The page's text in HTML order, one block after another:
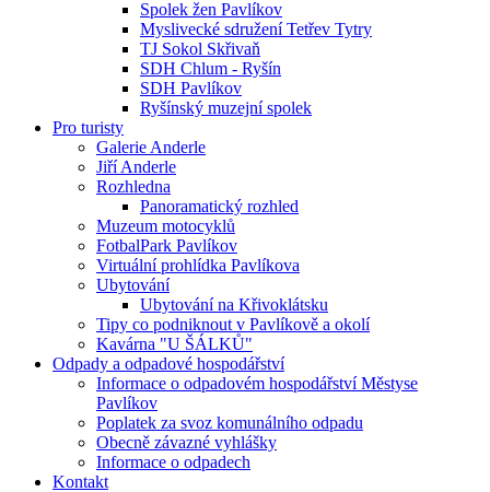
Spolek žen Pavlíkov
Myslivecké sdružení Tetřev Tytry
TJ Sokol Skřivaň
SDH Chlum - Ryšín
SDH Pavlíkov
Ryšínský muzejní spolek
Pro turisty
Galerie Anderle
Jiří Anderle
Rozhledna
Panoramatický rozhled
Muzeum motocyklů
FotbalPark Pavlíkov
Virtuální prohlídka Pavlíkova
Ubytování
Ubytování na Křivoklátsku
Tipy co podniknout v Pavlíkově a okolí
Kavárna "U ŠÁLKŮ"
Odpady a odpadové hospodářství
Informace o odpadovém hospodářství Městyse
Pavlíkov
Poplatek za svoz komunálního odpadu
Obecně závazné vyhlášky
Informace o odpadech
Kontakt